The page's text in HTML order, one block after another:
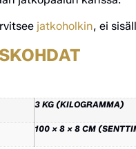
jatkoholkin, ei
3 KG (KILOGRAMMA)
100 × 8 × 8 CM